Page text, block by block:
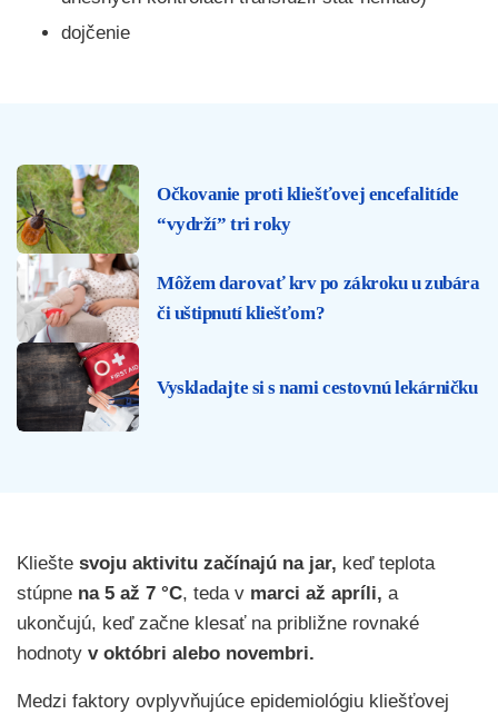
dojčenie
Očkovanie proti kliešťovej encefalitíde
“vydrží” tri roky
Môžem darovať krv po zákroku u zubára
či uštipnutí kliešťom?
Vyskladajte si s nami cestovnú lekárničku
Kliešte svoju aktivitu začínajú na jar, keď teplota
stúpne na 5 až 7 °C, teda v marci až apríli, a
ukončujú, keď začne klesať na približne rovnaké
hodnoty v októbri alebo novembri.
Medzi faktory ovplyvňujúce epidemiológiu kliešťovej